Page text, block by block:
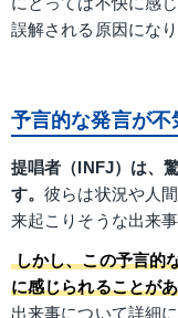
誤解される原因になり
予言的な発言が不
提唱者（INFJ）は、
す。彼らは状況や人
来起こりそうな出来
しかし、この予言的
に感じられることが
出来事について詳細